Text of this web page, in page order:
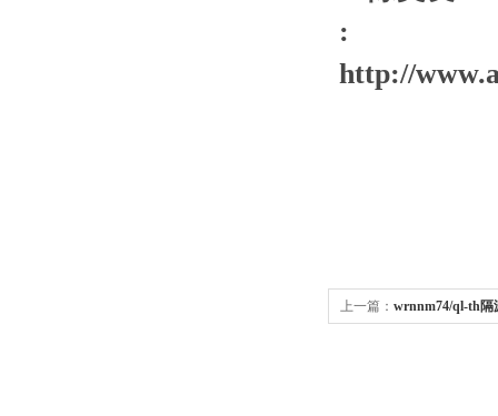
:
http://
上一篇： wrnnm74/ql-th隔